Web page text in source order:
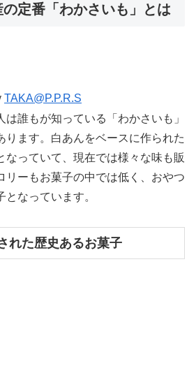
定番「わかさいも」とは
TAKA@P.P.R.S
誰もが知っている「わかさいも」
ります。白あんをベースに作られた
なっていて、現在では様々な味も販
リーもお菓子の中では低く、おやつ
なっています。
れた歴史あるお菓子